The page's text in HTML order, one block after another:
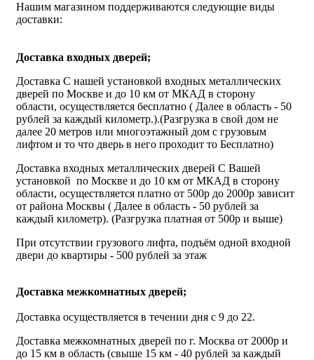
Нашим магазином поддерживаются следующие виды
доставки:
Доставка входных дверей;
Доставка С нашей установкой входных металлических
дверей по Москве и до 10 км от МКАД в сторону
области, осуществляется бесплатно ( Далее в область - 50
рублей за каждый километр.).(Разгрузка в свой дом не
далее 20 метров или многоэтажный дом с грузовым
лифтом и то что дверь в него проходит то Бесплатно)
Доставка входных металлических дверей С Вашей
установкой по Москве и до 10 км от МКАД в сторону
области, осуществляется платно от 500р до 2000р зависит
от района Москвы ( Далее в область - 50 рублей за
каждый километр). (Разгрузка платная от 500р и выше)
При отсутствии грузового лифта, подъём одной входной
двери до квартиры - 500 рублей за этаж
Доставка межкомнатных дверей;
Доставка осуществляется в течении дня с 9 до 22.
Доставка межкомнатных дверей по г. Москва от 2000р и
до 15 км в область (свыше 15 км - 40 рублей за каждый